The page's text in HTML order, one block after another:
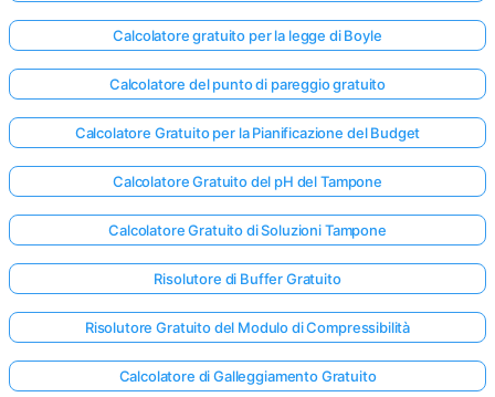
Calcolatore gratuito per la legge di Boyle
Calcolatore del punto di pareggio gratuito
Calcolatore Gratuito per la Pianificazione del Budget
Calcolatore Gratuito del pH del Tampone
Calcolatore Gratuito di Soluzioni Tampone
Risolutore di Buffer Gratuito
Risolutore Gratuito del Modulo di Compressibilità
Calcolatore di Galleggiamento Gratuito